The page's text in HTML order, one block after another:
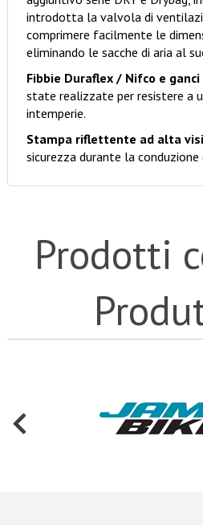
introdotta la valvola di
comprimere facilmente le
eliminando le sacche di aria al
Fibbie Duraflex / Nifco e
state realizzate per resistere a
intemperie.
Stampa riflettente ad alta
sicurezza durante la
Prodotti